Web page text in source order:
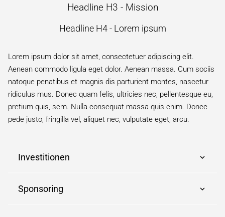
Headline H3 - Mission
Headline H4 - Lorem ipsum
Lorem ipsum dolor sit amet, consectetuer adipiscing elit.
Aenean commodo ligula eget dolor. Aenean massa. Cum sociis
natoque penatibus et magnis dis parturient montes, nascetur
ridiculus mus. Donec quam felis, ultricies nec, pellentesque eu,
pretium quis, sem. Nulla consequat massa quis enim. Donec
pede justo, fringilla vel, aliquet nec, vulputate eget, arcu.
Investitionen
Sponsoring